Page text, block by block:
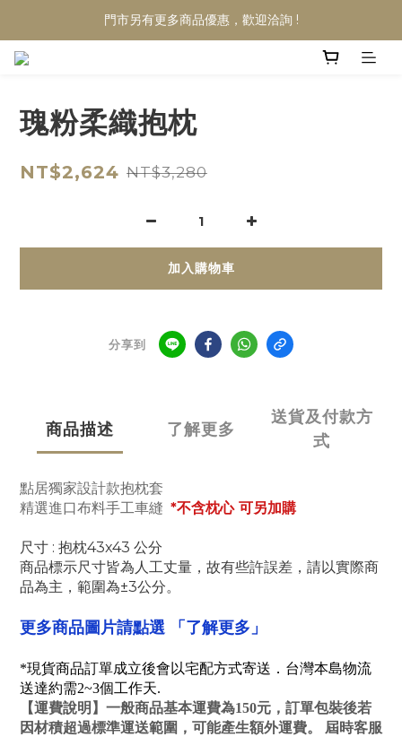
門市另有更多商品優惠，歡迎洽詢 !
瑰粉柔織抱枕
NT$2,624 NT$3,280
加入購物車
分享到
商品描述 了解更多
送貨及付款方
式
點居獨家設計款抱枕套
精選進口布料手工車縫 *不含枕心 可另加購
尺寸 : 抱枕43x43 公分
商品標示尺寸皆為人工丈量，故有些許誤差，請以實際商
品為主，範圍為±3公分。
更多商品圖片請點選 「了解更多」
*現貨商品訂單成立後會以宅配方式寄送．台灣本島物流
送達約需2~3個工作天.
【運費說明 】一般商品基本運費為150元，訂單包裝後若
因材積超過標準運送範圍，可能產生額外運費。 屆時客服